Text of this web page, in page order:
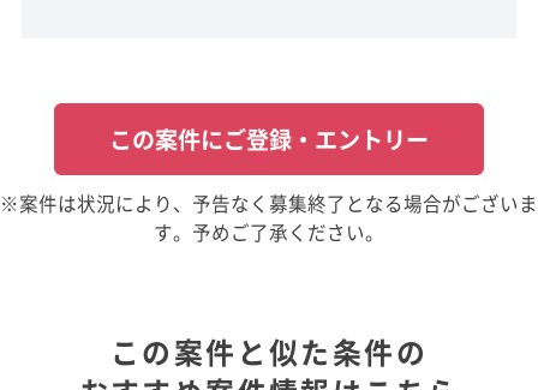
この案件にご登録・エントリー
※案件は状況により、予告なく募集終了となる場合がございま
す。予めご了承ください。
この案件と似た条件の